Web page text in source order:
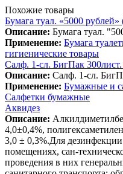
Похожие товары
Бумага туал. «5000 рублей»
Описание: Бумага туал.
Применение: Бумага
гигиенические товары
Салф. 1-сл. БигПак 300лист.
Описание: Салф. 1-сл.
Применение: Бумажные и
Салфетки бумажные
Аквидез
Описание:
4,0±0,4%,
3,0 ± 0,3%.Для
помещениях, сан-
проведения в них